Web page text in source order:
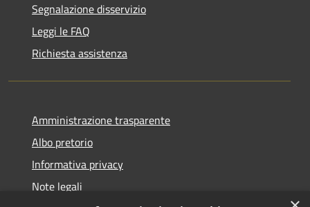
Segnalazione disservizio
Leggi le FAQ
Richiesta assistenza
Amministrazione trasparente
Albo pretorio
Informativa privacy
Note legali